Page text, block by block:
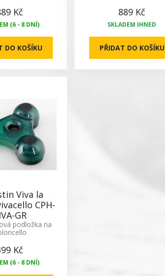
Kč
(6 - 8 DNÍ)
DO KOŠÍKU
889 Kč
SKLADEM IHNED
PŘIDAT DO KOŠÍKU
Viva la
CPH-
GR
podložka na
Kč
(6 - 8 DNÍ)